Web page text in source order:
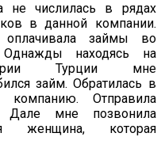
не числилась в рядах
в данной компании.
оплачивала займы во
находясь на
Турции мне
займ. Обратилась в
компанию. Отправила
Дале мне позвонила
женщина, которая